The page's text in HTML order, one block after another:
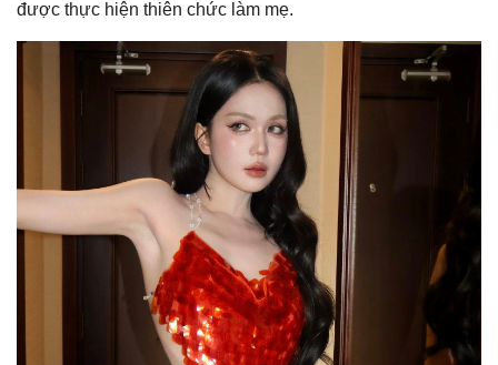
được thực hiện thiên chức làm mẹ.